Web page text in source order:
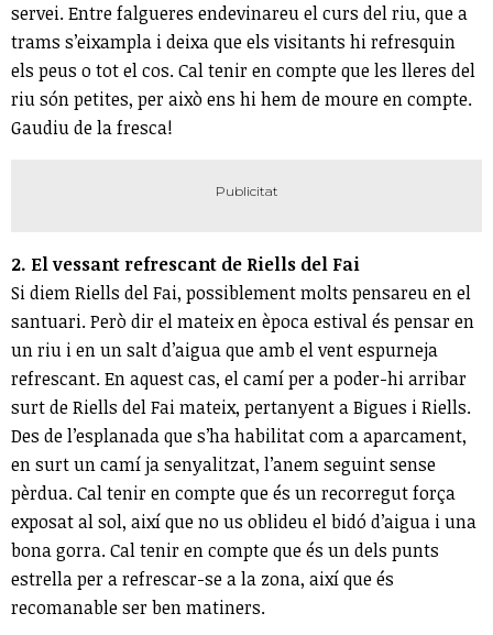
servei. Entre falgueres endevinareu el curs del riu, que a
trams s’eixampla i deixa que els visitants hi refresquin
els peus o tot el cos. Cal tenir en compte que les lleres del
riu són petites, per això ens hi hem de moure en compte.
Gaudiu de la fresca!
2. El vessant refrescant de Riells del Fai
Si diem Riells del Fai, possiblement molts pensareu en el
santuari. Però dir el mateix en època estival és pensar en
un riu i en un salt d’aigua que amb el vent espurneja
refrescant. En aquest cas, el camí per a poder-hi arribar
surt de Riells del Fai mateix, pertanyent a Bigues i Riells.
Des de l’esplanada que s’ha habilitat com a aparcament,
en surt un camí ja senyalitzat, l’anem seguint sense
pèrdua. Cal tenir en compte que és un recorregut força
exposat al sol, així que no us oblideu el bidó d’aigua i una
bona gorra. Cal tenir en compte que és un dels punts
estrella per a refrescar-se a la zona, així que és
recomanable ser ben matiners.